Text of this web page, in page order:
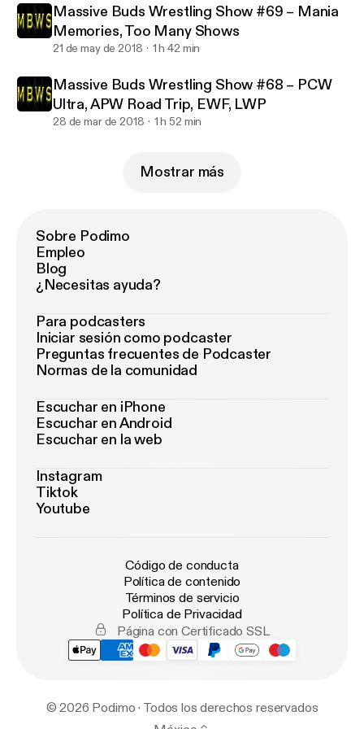
Massive Buds Wrestling Show #69 – Mania
Memories, Too Many Shows
21 de may de 2018 1 h 42 min
Massive Buds Wrestling Show #68 – PCW
Ultra, APW Road Trip, EWF, LWP
28 de mar de 2018 1 h 52 min
Mostrar más
Sobre Podimo
Empleo
Blog
¿Necesitas ayuda?
Para podcasters
Iniciar sesión como podcaster
Preguntas frecuentes de Podcaster
Normas de la comunidad
Escuchar en iPhone
Escuchar en Android
Escuchar en la web
Instagram
Tiktok
Youtube
Código de conducta
Política de contenido
Términos de servicio
Política de Privacidad
Página con Certificado SSL
© 2026 Podimo · Todos los derechos reservados